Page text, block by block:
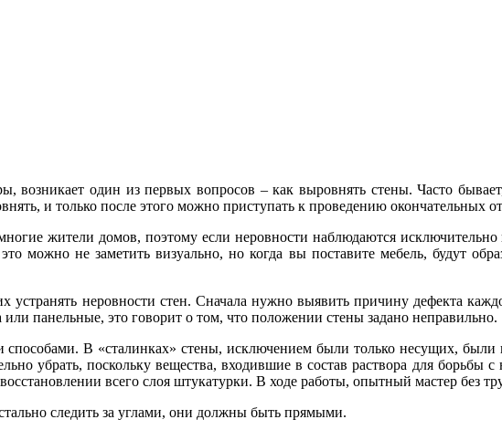
возникает один из первых вопросов – как выровнять стены. Часто
и только после этого можно приступать к проведению окончательных
жители домов, поэтому если неровности наблюдаются
можно не заметить визуально, но когда вы поставите мебель, будут
устранять неровности стен. Сначала нужно выявить причину дефекта
панельные, это говорит о том, что положении стены задано неправильно.
В «сталинках» стены, исключением были только несущих, были
убрать, поскольку вещества, входившие в состав раствора для
всего слоя штукатурки. В ходе работы, опытный мастер без
следить за углами, они должны быть прямыми.